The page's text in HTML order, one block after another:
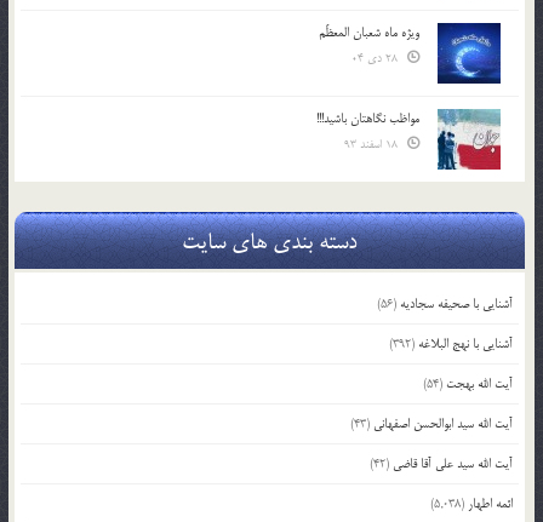
ویژه ماه شعبان المعظّم
مواظب نگاهتان باشید!!!
دسته بندی های سایت
آشنایی با صحیفه سجادیه (56)
آشنایی با نهج البلاغه (392)
آیت الله بهجت (54)
آیت الله سید ابوالحسن اصفهانی (43)
آیت الله سید علی آقا قاضی (42)
ائمه اطهار (5,038)